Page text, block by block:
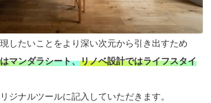
したいことをより深い次元から引き出すため
マンダラシート、リノベ設計ではライフスタイ
ジナルツールに記入していただきます。